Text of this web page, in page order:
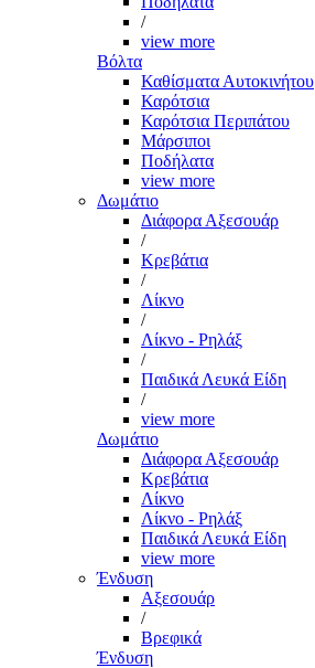
/
view more
Βόλτα
Καθίσματα Αυτοκινήτου
Καρότσια
Καρότσια Περιπάτου
Μάρσιποι
Ποδήλατα
view more
Δωμάτιο
Διάφορα Αξεσουάρ
/
Κρεβάτια
/
Λίκνο
/
Λίκνο - Ρηλάξ
/
Παιδικά Λευκά Είδη
/
view more
Δωμάτιο
Διάφορα Αξεσουάρ
Κρεβάτια
Λίκνο
Λίκνο - Ρηλάξ
Παιδικά Λευκά Είδη
view more
Ένδυση
Αξεσουάρ
/
Βρεφικά
Ένδυση